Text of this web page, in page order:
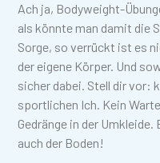
Ach ja, Bodyweight-
als könnte man damit die
Sorge, so verrückt ist es
der eigene Körper. Und
sicher dabei. Stell dir vor:
sportlichen Ich. Kein
Gedränge in der
auch der Boden!